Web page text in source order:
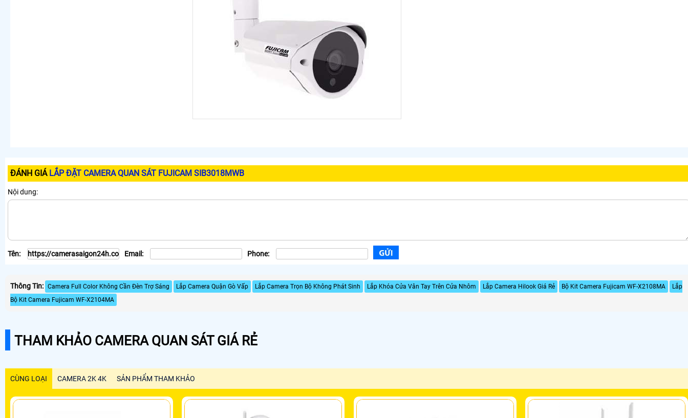
ĐÁNH GIÁ LẮP ĐẶT CAMERA QUAN SÁT FUJICAM SIB3018MWB
Nội dung:
Tên: Email: Phone:
Thông Tin: Camera Full Color Không Cần Đèn Trợ Sáng Lắp Camera Quận Gò Vấp Lắp Camera Trọn Bộ Không Phát Sinh Lắp Khóa Cửa Vân Tay Trên Cửa Nhôm Lắp Camera Hilook Giá Rẻ Bộ Kit Camera Fujicam WF-X2108MA
Lắp
Bộ Kit Camera Fujicam WF-X2104MA
THAM KHẢO CAMERA QUAN SÁT GIÁ RẺ
CÙNG LOẠI CAMERA 2K 4K SẢN PHẨM THAM KHẢO